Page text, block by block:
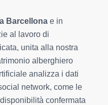
Barcellona e in
al lavoro di
unita alla nostra
alberghiero
analizza i dati
network, come le
confermata